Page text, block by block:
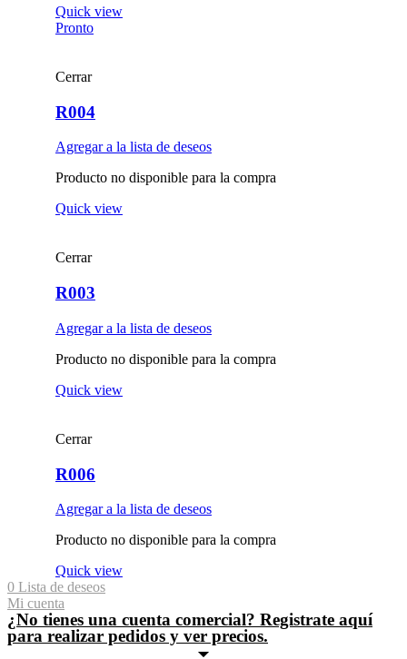
Quick view
Pronto
Cerrar
R004
Agregar a la lista de deseos
Producto no disponible para la compra
Quick view
Cerrar
R003
Agregar a la lista de deseos
Producto no disponible para la compra
Quick view
Cerrar
R006
Agregar a la lista de deseos
Producto no disponible para la compra
Quick view
0 Lista de deseos
Mi cuenta
¿No tienes una cuenta comercial? Registrate aquí
para realizar pedidos y ver precios.